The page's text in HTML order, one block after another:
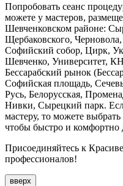
Попробовать сеанс
можете у мастеров,
Шевченковском районе:
Щербаковского,
Софийский собор, Цирк,
Шевченко, Университет,
Бессарабский рынок
Софийская площадь,
Русь, Белорусская,
Нивки, Сырецкий парк.
мастеру, то можете
чтобы быстро и комфортно
Присоединяйтесь к
профессионалов!
вверх